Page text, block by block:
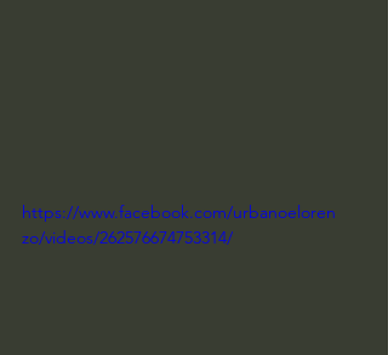
https://www.facebook.com/urbanoeloren
zo/videos/262576674753314/